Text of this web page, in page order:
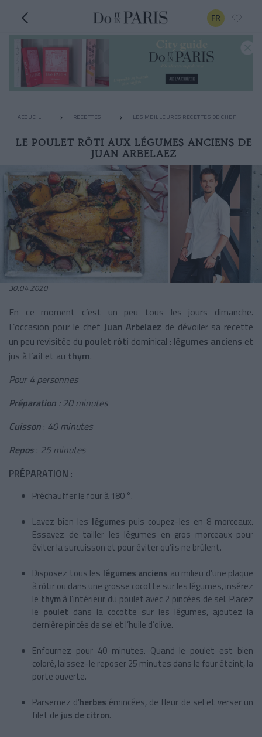
FR
ACCUEIL RECETTES LES MEILLEURES RECETTES DE CHEF
LE POULET RÔTI AUX LÉGUMES ANCIENS DE
JUAN ARBELAEZ
30.04.2020
En ce moment c’est un peu tous les jours dimanche.
L’occasion pour le chef Juan Arbelaez de dévoiler sa recette
un peu revisitée du poulet rôti dominical : légumes anciens et
jus à l’ail et au thym.
Pour 4 personnes
Préparation : 20 minutes
Cuisson : 40 minutes
Repos : 25 minutes
PRÉPARATION :
Préchauffer le four à 180 °.
Lavez bien les légumes puis coupez-les en 8 morceaux.
Essayez de tailler les légumes en gros morceaux pour
éviter la surcuisson et pour éviter qu’ils ne brûlent.
Disposez tous les légumes anciens au milieu d’une plaque
à rôtir ou dans une grosse cocotte sur les légumes, insérez
le thym à l’intérieur du poulet avec 2 pincées de sel. Placez
le poulet dans la cocotte sur les légumes, ajoutez la
dernière pincée de sel et l’huile d’olive.
Enfournez pour 40 minutes. Quand le poulet est bien
coloré, laissez-le reposer 25 minutes dans le four éteint, la
porte ouverte.
Parsemez d’herbes émincées, de fleur de sel et verser un
filet de jus de citron.